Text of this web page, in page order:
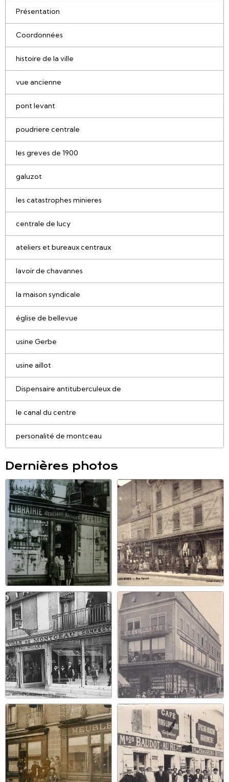
Présentation
Coordonnées
histoire de la ville
vue ancienne
pont levant
poudriere centrale
les greves de 1900
galuzot
les catastrophes minieres
centrale de lucy
ateliers et bureaux centraux
lavoir de chavannes
la maison syndicale
église de bellevue
usine Gerbe
usine aillot
Dispensaire antituberculeux de
le canal du centre
personalité de montceau
Dernières photos